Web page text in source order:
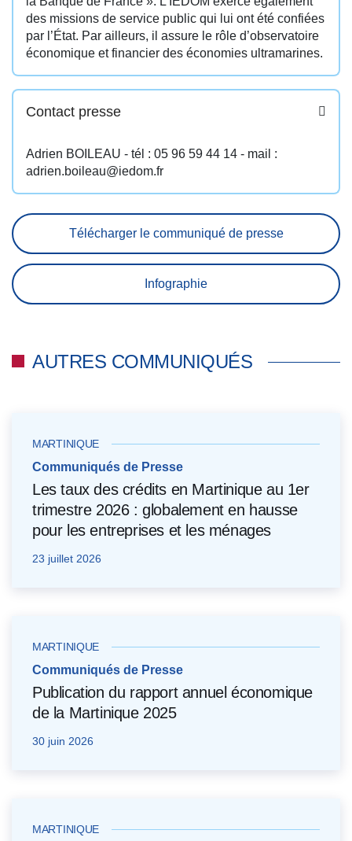
des missions de service public qui lui ont été confiées
par l’État. Par ailleurs, il assure le rôle d’observatoire
économique et financier des économies ultramarines.
Contact presse
Adrien BOILEAU - tél : 05 96 59 44 14 - mail :
adrien.boileau@iedom.fr
Télécharger le communiqué de presse
Infographie
AUTRES COMMUNIQUÉS
MARTINIQUE
Communiqués de Presse
Les taux des crédits en Martinique au 1er
trimestre 2026 : globalement en hausse
pour les entreprises et les ménages
23 juillet 2026
MARTINIQUE
Communiqués de Presse
Publication du rapport annuel économique
de la Martinique 2025
30 juin 2026
MARTINIQUE